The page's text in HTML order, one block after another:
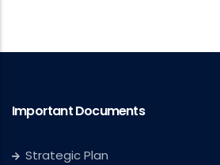
Important Documents
Strategic Plan